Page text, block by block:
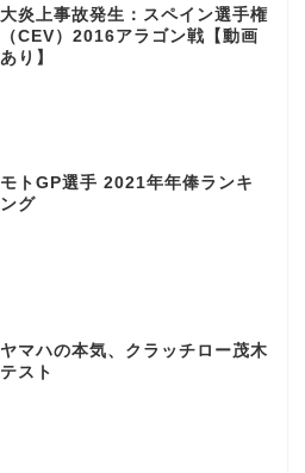
大炎上事故発生：スペイン選手権
（CEV）2016アラゴン戦【動画
あり】
モトGP選手 2021年年俸ランキ
ング
ヤマハの本気、クラッチロー茂木
テスト